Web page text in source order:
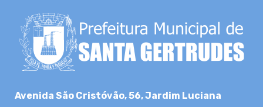
Avenida São Cristóvão, 56, Jardim Luciana